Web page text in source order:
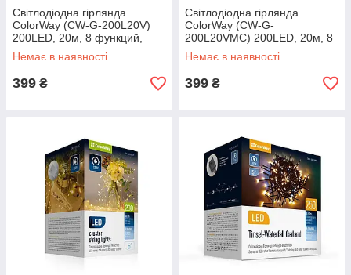
Світлодіодна гірлянда
ColorWay (CW-G-200L20V)
200LED, 20м, 8 функций,
тепле світло, 220V
Немає в наявності
399 ₴
Світлодіодна гірлянда
ColorWay (CW-G-
200L20VMC) 200LED, 20м, 8
функцій, кольорова, 220V
Немає в наявності
399 ₴